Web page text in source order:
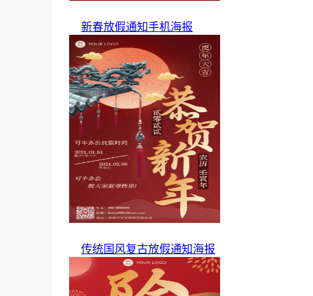
新春放假通知手机海报
传统国风复古放假通知海报